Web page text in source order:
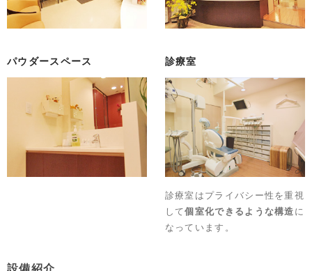
パウダースペース 診療室
診療室はプライバシー性を重視
して個室化できるような構造 に
なっています。